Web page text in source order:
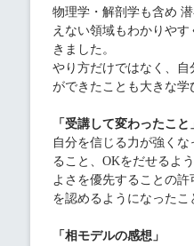
物理学・解剖学も含め
えない領域もわかりや
きました。
やり方だけではなく、自
ができたことも大きな学
「受講して変わったこと
自分を信じる力が強く
ること、OKをだせるよ
よさを優先することの
を認めるようになったこ
「相モデルの感想」